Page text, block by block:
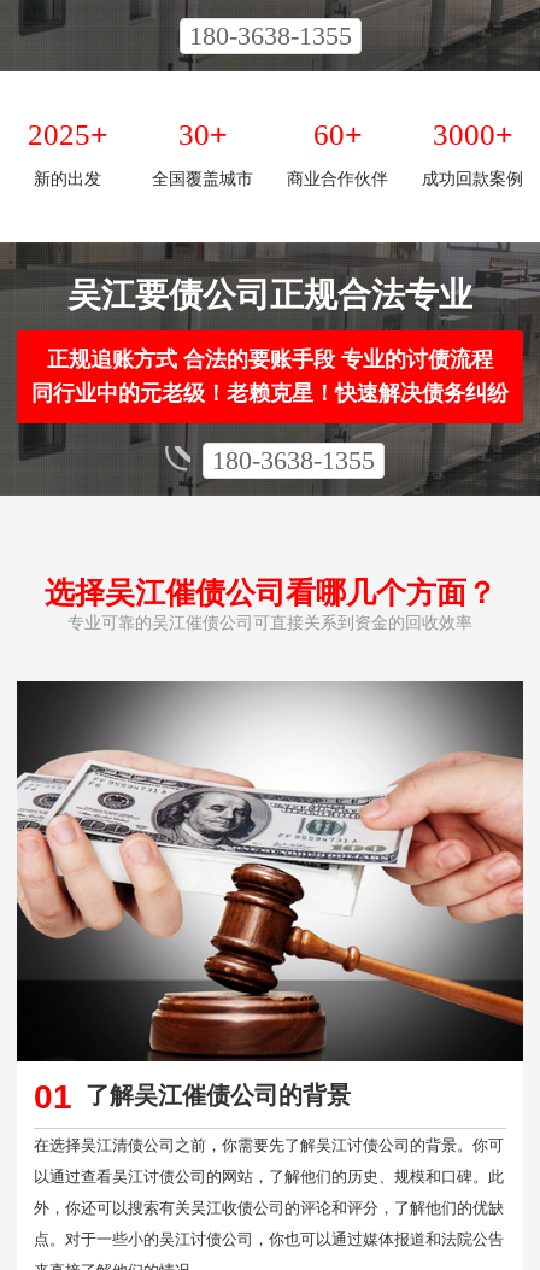
180-3638-1355
2025+
新的出发
30+
全国覆盖城市
60+
商业合作伙伴
3000+
成功回款案例
吴江要债公司正规合法专业
正规追账方式 合法的要账手段 专业的讨债流程
同行业中的元老级！老赖克星！快速解决债务纠纷
180-3638-1355
选择吴江催债公司看哪几个方面？
专业可靠的吴江催债公司可直接关系到资金的回收效率
01 了解吴江催债公司的背景
在选择吴江清债公司之前，你需要先了解吴江讨债公司的背景。你可
以通过查看吴江讨债公司的网站，了解他们的历史、规模和口碑。此
外，你还可以搜索有关吴江收债公司的评论和评分，了解他们的优缺
点。对于一些小的吴江讨债公司，你也可以通过媒体报道和法院公告